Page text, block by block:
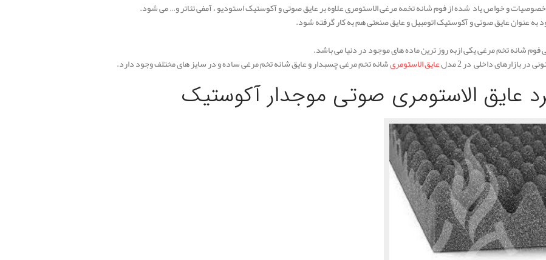
خصوصیات و خواص یاد شده از فوم شانه تخمه مرغی الاستومری علاوه بر عایق صوتی و آکوستیک استودیو ، آمفی تئاتر و… می شود.
عنوان عایق صوتی و آکوستیک اتومبیل و عایق صنعتی هم به کار گرفته شود.
فوم شانه تخم مرغی یکی ازبه روز ترین ماده های موجود در دنیا می باشد.
در بازارهای داخلی در 2 مدل
عایق الاستومریشانه تخم مرغی چسبدار و عایق شانه تخم مرغی ساده و در سایز های مختلف وجود دارد.
عایق الاستومری صوتی موجدار آکوستیک